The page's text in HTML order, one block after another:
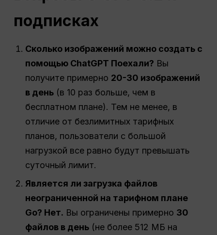
подписках
Сколько изображений можно создать с
помощью ChatGPT Поехали? Вы
получите примерно 20-30 изображений
в день (в 10 раз больше, чем в
бесплатном плане). Тем не менее, в
отличие от безлимитных тарифных
планов, пользователи с большой
нагрузкой все равно будут превышать
суточный лимит.
Является ли загрузка файлов
неограниченной на тарифном плане
Go? Нет. Вы ограничены примерно 30
файлов в день (не более 512 МБ на